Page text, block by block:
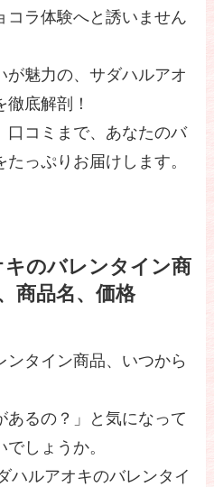
コラ体験へと誘いません
が魅力の、サダハルアオ
底解剖！
口コミまで、あなたのバ
っぷりお届けします。
のバレンタイン商
商品名、価格
ンタイン商品、いつから
あるの？」と気になって
しょうか。
ハルアオキのバレンタイ